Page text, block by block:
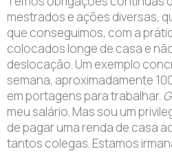
mestrados e ações diversas,
que conseguimos, com a
colocados longe de casa e
deslocação. Um exemplo
semana, aproximadamente
em portagens para trabalhar.
meu salário. Mas sou um
de pagar uma renda de casa
tantos colegas. Estamos